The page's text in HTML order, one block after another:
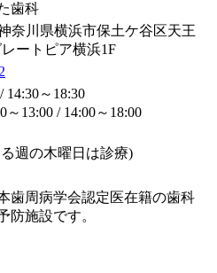
歯科
奈川県横浜市保土ケ谷区天王
ートピア横浜1F
14:30～18:30
13:00 / 14:00～18:00
週の木曜日は診療)
歯周病学会認定医在籍の歯科
防施設です。